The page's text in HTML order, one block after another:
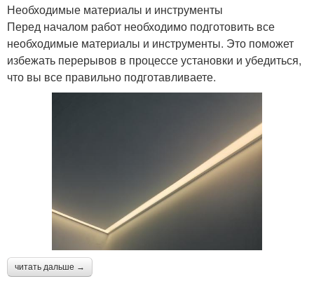
Необходимые материалы и инструменты
Перед началом работ необходимо подготовить все
необходимые материалы и инструменты. Это поможет
избежать перерывов в процессе установки и убедиться,
что вы все правильно подготавливаете.
читать дальше →